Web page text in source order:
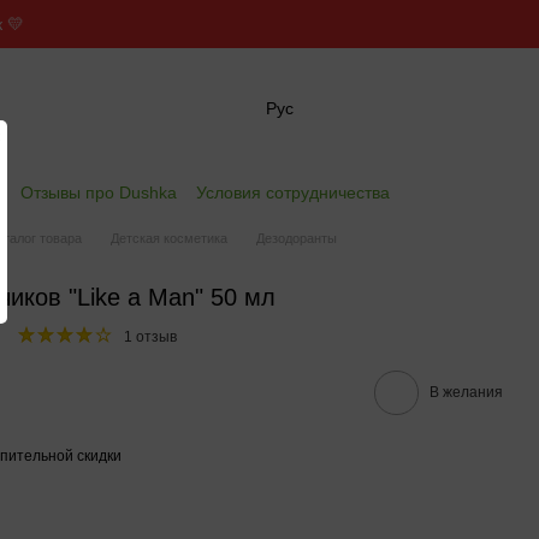
💛
Рус
Отзывы про Dushka Условия сотрудничества
товара Детская косметика
Дезодоранты
"Like a Man" 50 мл
1 отзыв
В желания
скидки